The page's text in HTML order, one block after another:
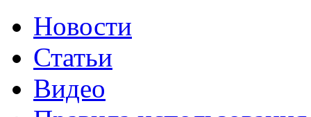
Новости
Статьи
Видео